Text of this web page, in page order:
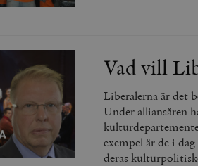
Vad vill
Liberalerna är det
Under alliansåren
exempel är de i
deras